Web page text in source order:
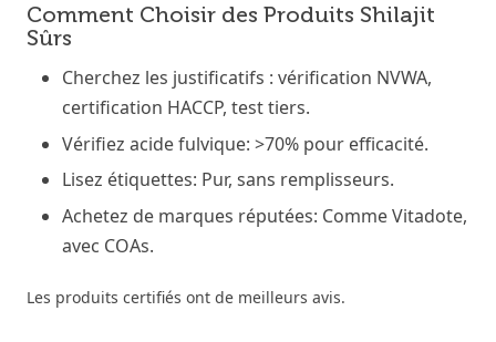
Comment Choisir des Produits Shilajit
Sûrs
Cherchez les justificatifs : vérification NVWA,
certification HACCP, test tiers.
Vérifiez acide fulvique: >70% pour efficacité.
Lisez étiquettes: Pur, sans remplisseurs.
Achetez de marques réputées: Comme Vitadote,
avec COAs.
Les produits certifiés ont de meilleurs avis.